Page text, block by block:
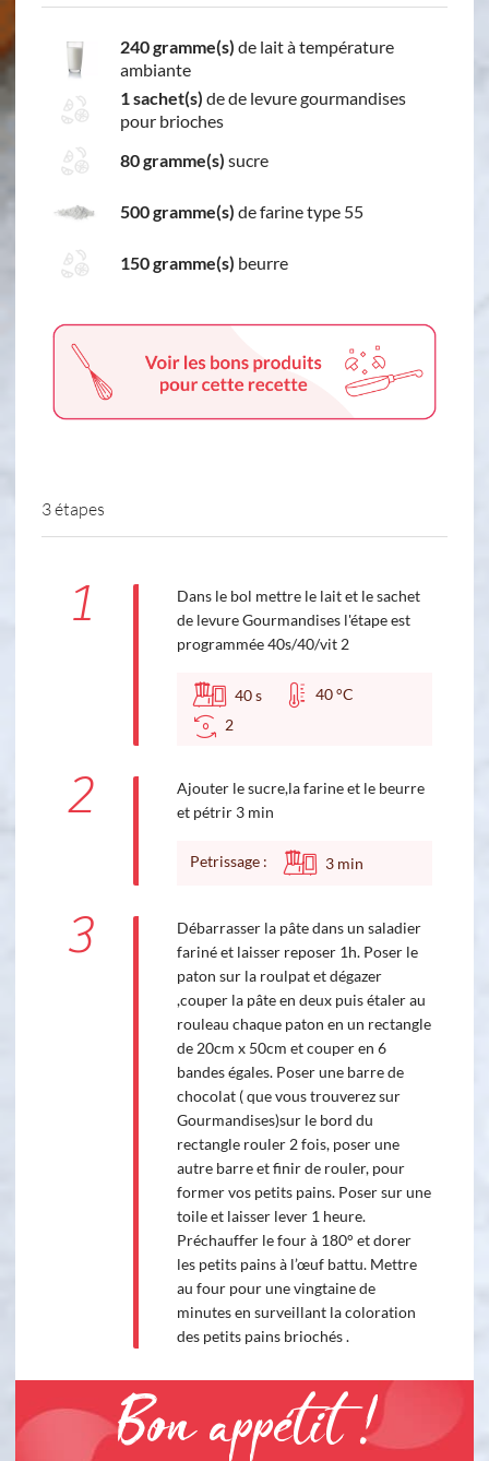
240 gramme(s) de lait à température
ambiante
1 sachet(s) de de levure gourmandises
pour brioches
80 gramme(s) sucre
500 gramme(s) de farine type 55
150 gramme(s) beurre
3 étapes
1
Dans le bol mettre le lait et le sachet
de levure Gourmandises l'étape est
programmée 40s/40/vit 2
40s
40 °C
2
2
Ajouter le sucre,la farine et le beurre
et pétrir 3 min
Petrissage : 3 min
3
Débarrasser la pâte dans un saladier
fariné et laisser reposer 1h. Poser le
paton sur la roulpat et dégazer
,couper la pâte en deux puis étaler au
rouleau chaque paton en un rectangle
de 20cm x 50cm et couper en 6
bandes égales. Poser une barre de
chocolat ( que vous trouverez sur
Gourmandises)sur le bord du
rectangle rouler 2 fois, poser une
autre barre et finir de rouler, pour
former vos petits pains. Poser sur une
toile et laisser lever 1 heure.
Préchauffer le four à 180° et dorer
les petits pains à l’œuf battu. Mettre
au four pour une vingtaine de
minutes en surveillant la coloration
des petits pains briochés .
Bon appétit !